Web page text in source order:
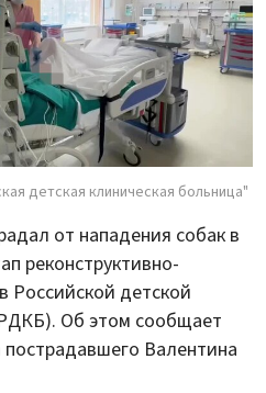
детская клиническая больница"
от нападения собак в
реконструктивно-
Российской детской
Об этом сообщает
Валентина